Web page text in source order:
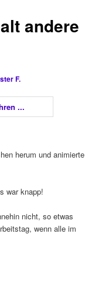
andere
F.
herum und animierte
war knapp!
nicht, so etwas
wenn alle im